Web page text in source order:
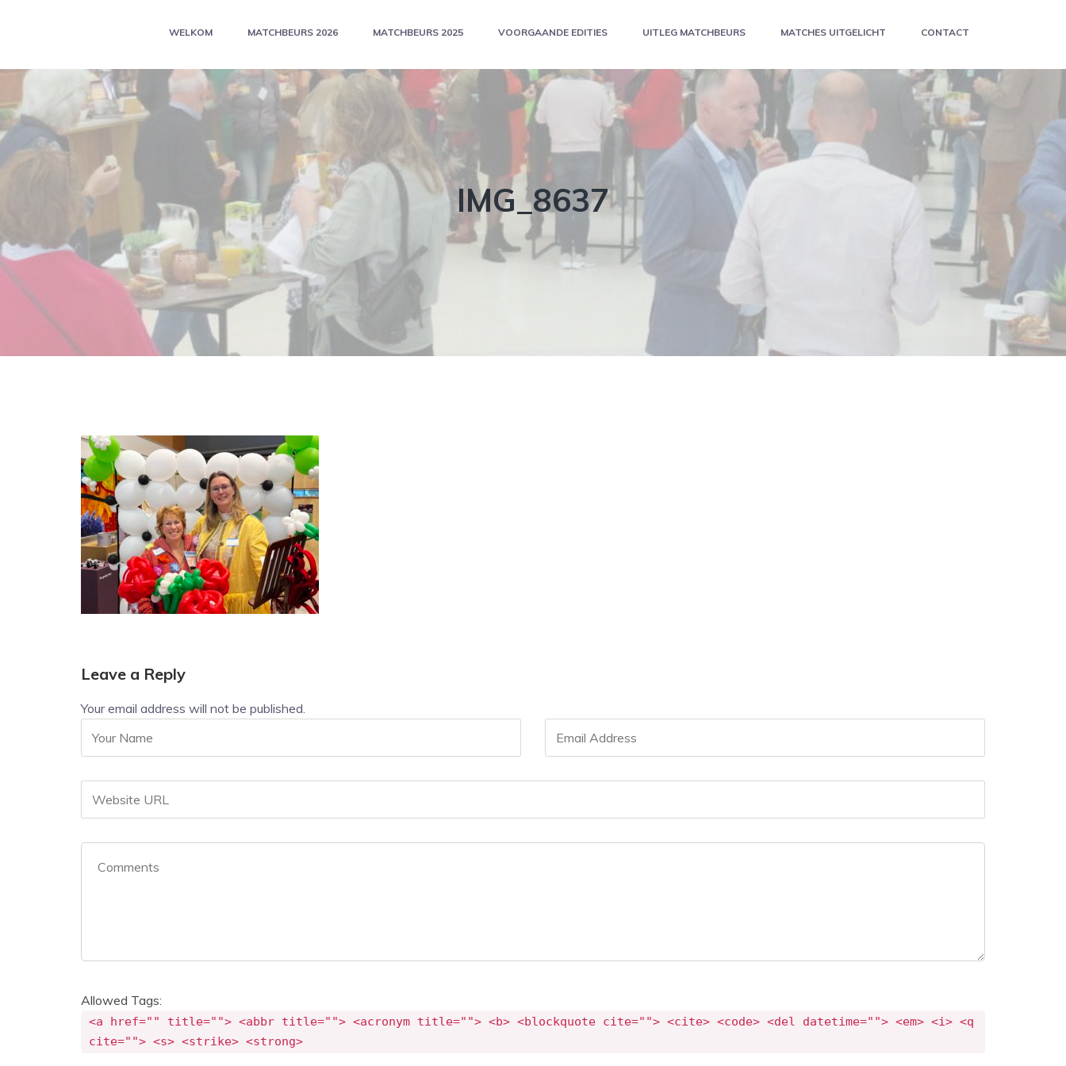
WELKOM MATCHBEURS 2026 MATCHBEURS 2025 VOORGAANDE EDITIES UITLEG MATCHBEURS MATCHES UITGELICHT CONTACT
IMG_8637
Leave a Reply
Your email address will not be published.
Allowed Tags:
<a href="" title=""> <abbr title=""> <acronym title=""> <b> <blockquote cite=""> <cite> <code> <del datetime=""> <em> <i> <q
cite=""> <s> <strike> <strong>